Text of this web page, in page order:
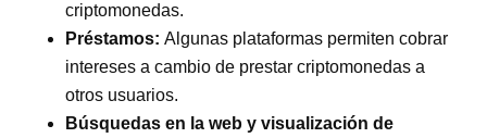
criptomonedas.
Préstamos: Algunas plataformas permiten cobrar
intereses a cambio de prestar criptomonedas a
otros usuarios.
Búsquedas en la web y visualización de